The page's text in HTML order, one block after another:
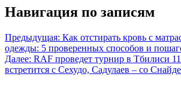
Навигация по записям
Предыдущая: Как отстирать кровь с
одежды: 5 проверенных способов и
Далее: RAF проведет турнир в Тбилиси
встретится с Сехудо, Садулаев – со